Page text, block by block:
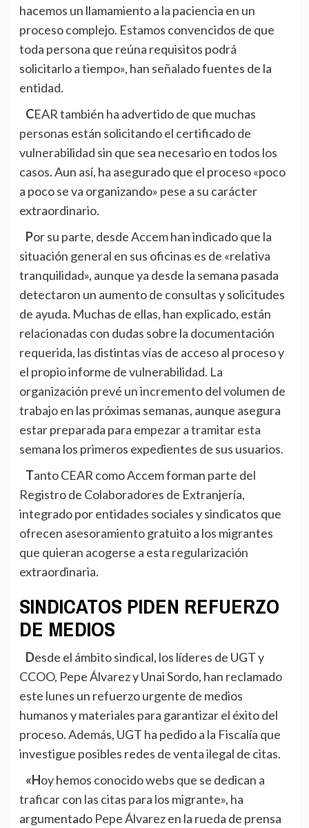
hacemos un llamamiento a la paciencia en un
proceso complejo. Estamos convencidos de que
toda persona que reúna requisitos podrá
solicitarlo a tiempo», han señalado fuentes de la
entidad.
CEAR también ha advertido de que muchas
personas están solicitando el certificado de
vulnerabilidad sin que sea necesario en todos los
casos. Aun así, ha asegurado que el proceso «poco
a poco se va organizando» pese a su carácter
extraordinario.
Por su parte, desde Accem han indicado que la
situación general en sus oficinas es de «relativa
tranquilidad», aunque ya desde la semana pasada
detectaron un aumento de consultas y solicitudes
de ayuda. Muchas de ellas, han explicado, están
relacionadas con dudas sobre la documentación
requerida, las distintas vías de acceso al proceso y
el propio informe de vulnerabilidad. La
organización prevé un incremento del volumen de
trabajo en las próximas semanas, aunque asegura
estar preparada para empezar a tramitar esta
semana los primeros expedientes de sus usuarios.
Tanto CEAR como Accem forman parte del
Registro de Colaboradores de Extranjería,
integrado por entidades sociales y sindicatos que
ofrecen asesoramiento gratuito a los migrantes
que quieran acogerse a esta regularización
extraordinaria.
SINDICATOS PIDEN REFUERZO
DE MEDIOS
Desde el ámbito sindical, los líderes de UGT y
CCOO, Pepe Álvarez y Unai Sordo, han reclamado
este lunes un refuerzo urgente de medios
humanos y materiales para garantizar el éxito del
proceso. Además, UGT ha pedido a la Fiscalía que
investigue posibles redes de venta ilegal de citas.
«Hoy hemos conocido webs que se dedican a
traficar con las citas para los migrante», ha
argumentado Pepe Álvarez en la rueda de prensa